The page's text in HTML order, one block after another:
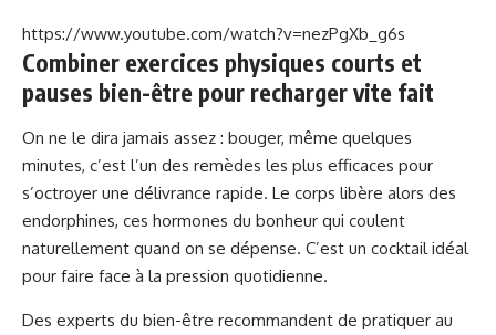
https://www.youtube.com/watch?v=nezPgXb_g6s
Combiner exercices physiques courts et
pauses bien-être pour recharger vite fait
On ne le dira jamais assez : bouger, même quelques
minutes, c’est l’un des remèdes les plus efficaces pour
s’octroyer une délivrance rapide. Le corps libère alors des
endorphines, ces hormones du bonheur qui coulent
naturellement quand on se dépense. C’est un cocktail idéal
pour faire face à la pression quotidienne.
Des experts du bien-être recommandent de pratiquer au